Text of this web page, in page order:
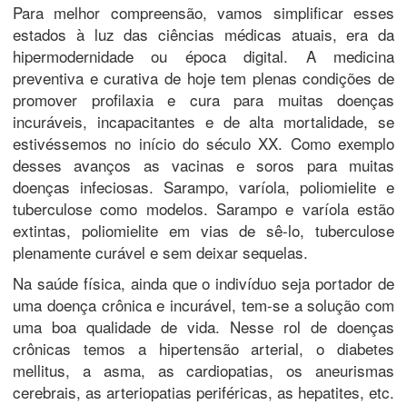
Para melhor compreensão, vamos simplificar esses
estados à luz das ciências médicas atuais, era da
hipermodernidade ou época digital. A medicina
preventiva e curativa de hoje tem plenas condições de
promover profilaxia e cura para muitas doenças
incuráveis, incapacitantes e de alta mortalidade, se
estivéssemos no início do século XX. Como exemplo
desses avanços as vacinas e soros para muitas
doenças infeciosas. Sarampo, varíola, poliomielite e
tuberculose como modelos. Sarampo e varíola estão
extintas, poliomielite em vias de sê-lo, tuberculose
plenamente curável e sem deixar sequelas.
Na saúde física, ainda que o indivíduo seja portador de
uma doença crônica e incurável, tem-se a solução com
uma boa qualidade de vida. Nesse rol de doenças
crônicas temos a hipertensão arterial, o diabetes
mellitus, a asma, as cardiopatias, os aneurismas
cerebrais, as arteriopatias periféricas, as hepatites, etc.